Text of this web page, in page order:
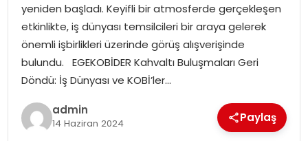
SOSYAL HABER
yeniden başladı. Keyifli bir atmosferde gerçekleşen
etkinlikte, iş dünyası temsilcileri bir araya gelerek
önemli işbirlikleri üzerinde görüş alışverişinde
bulundu. EGEKOBİDER Kahvaltı Buluşmaları Geri
Döndü: İş Dünyası ve KOBİ’ler…
admin
14 Haziran 2024 Paylaş